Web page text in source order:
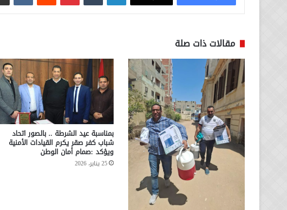
مقالات ذات صلة
بمناسبة عيد الشرطة .. بالصور اتحاد
شباب كفر صقر يكرم القيادات الأمنية
ويؤكد :صمام أمان الوطن
25 يناير، 2026